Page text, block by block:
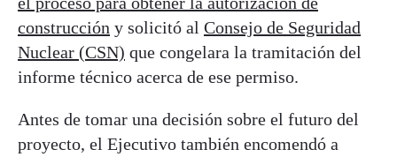
construcción y solicitó al Consejo de Seguridad
Nuclear (CSN) que congelara la tramitación del
informe técnico acerca de ese permiso.
Antes de tomar una decisión sobre el futuro del
proyecto, el Ejecutivo también encomendó a